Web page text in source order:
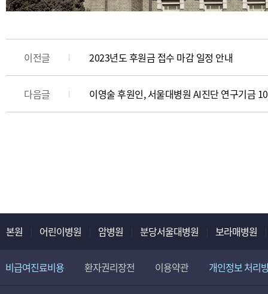
이전글 2023년도 후원금 접수 마감 일정 안내
다음글 이영술 후원인, 서울대병원 AI진단 연구기금
본원 어린이병원 암병원 분당서울대병원 보라매병원
비급여진료비용 환자권리장전 이용약관 개인정보 처리